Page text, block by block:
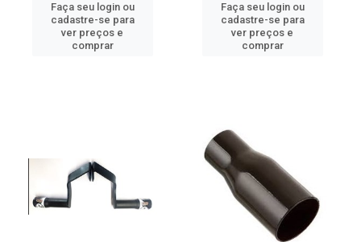
Faça seu login ou
cadastre-se para
ver preços e
comprar
Faça seu login ou
cadastre-se para
ver preços e
comprar